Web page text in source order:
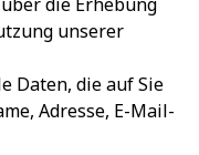
unserer
Daten, die auf Sie
Adresse, E-Mail-